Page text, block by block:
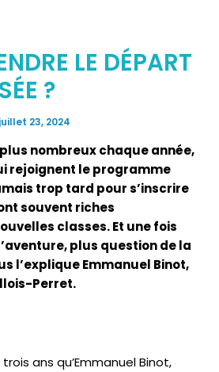
LE DÉPART
?
juillet 23, 2024
nombreux chaque année,
rejoignent le programme
trop tard pour s’inscrire
souvent riches
classes. Et une fois
plus question de la
l’explique Emmanuel Binot,
Perret.
ans qu’Emmanuel Binot,